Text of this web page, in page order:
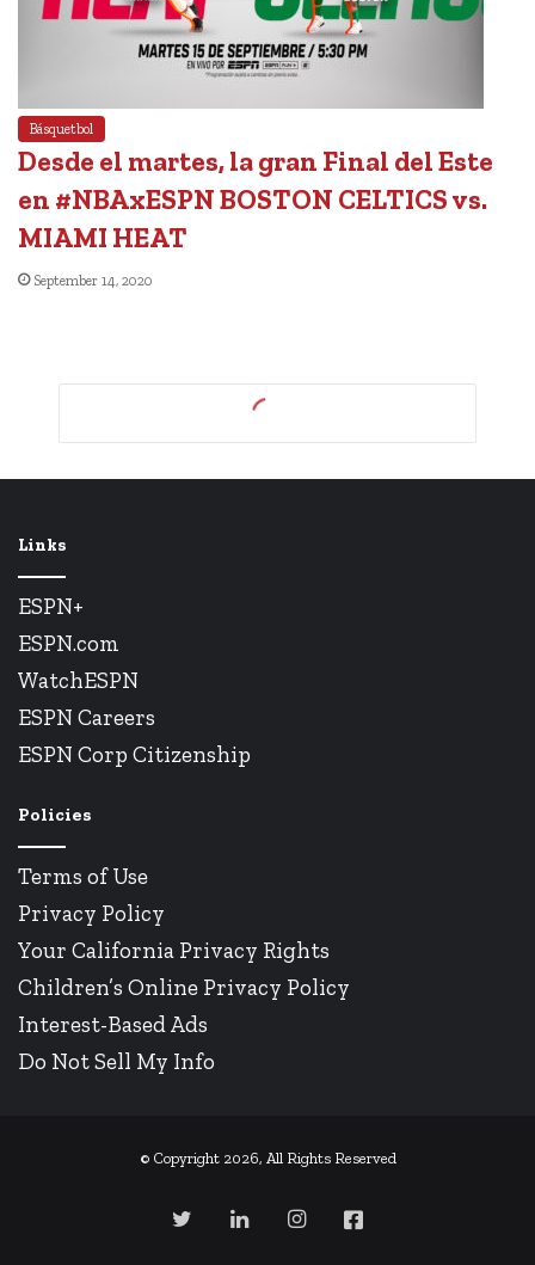
Básquetbol
Desde el martes, la gran Final del Este
en #NBAxESPN BOSTON CELTICS vs.
MIAMI HEAT
September 14, 2020
Links
ESPN+
ESPN.com
WatchESPN
ESPN Careers
ESPN Corp Citizenship
Policies
Terms of Use
Privacy Policy
Your California Privacy Rights
Children’s Online Privacy Policy
Interest-Based Ads
Do Not Sell My Info
© Copyright 2026, All Rights Reserved
TwitterLinkedInInstagramFacebook